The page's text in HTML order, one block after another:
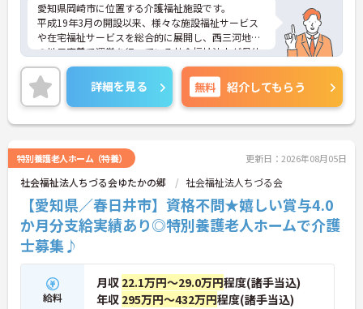
愛知県岡崎市に位置する介護福祉施設です。
平成19年3月の開設以来、様々な施設福祉サービス
や在宅福祉サービスを総合的に展開し、西三河地区
の地元密着で運営を行っている社会福祉法人が母体
となっています。
リゾートホテル・スポーツクラブ・ゴルフ練習場優
待利用などユニークな福利厚生もありますので、リ
フレッシュしながら元気に働きたいという方、是非
ご応募ください！
詳細を見る 無料 紹介してもらう
特別養護老人ホーム（特養） 更新日：2026年08月05日
社会福祉法人ちづる会ゆたかの郷 社会福祉法人ちづる会
【愛知県／春日井市】資格不問★嬉しい賞与4.0
か月分支給実績あり◎特別養護老人ホームで介護
士募集♪
給料
月収 22.1万円～29.0万円程度(諸手当込)
年収 295万円～432万円程度(諸手当込)